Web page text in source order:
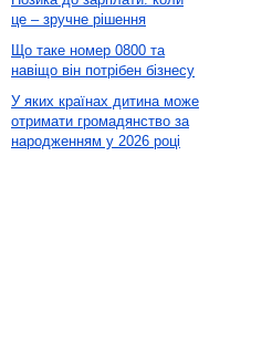
це – зручне рішення
Що таке номер 0800 та
навіщо він потрібен бізнесу
У яких країнах дитина може
отримати громадянство за
народженням у 2026 році